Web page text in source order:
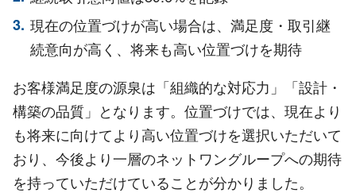
現在の位置づけが高い場合は、満足度・取引継
続意向が高く、将来も高い位置づけを期待
お客様満足度の源泉は「組織的な対応力」「設計・
構築の品質」となります。位置づけでは、現在より
も将来に向けてより高い位置づけを選択いただいて
おり、今後より一層のネットワングループへの期待
を持っていただけていることが分かりました。